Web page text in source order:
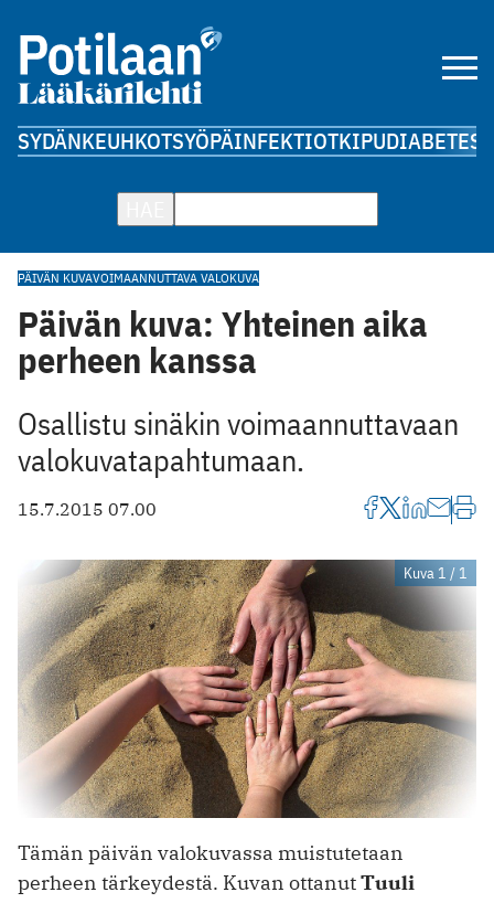
SYDÄNKEUHKOTSYÖPÄINFEKTIOTKIPUDIABETES
PÄIVÄN KUVAVOIMAANNUTTAVA VALOKUVA
Päivän kuva: Yhteinen aika
perheen kanssa
Osallistu sinäkin voimaannuttavaan
valokuvatapahtumaan.
15.7.2015 07.00
Kuva 1 / 1
Tämän päivän valokuvassa muistutetaan
perheen tärkeydestä. Kuvan ottanutTuuli